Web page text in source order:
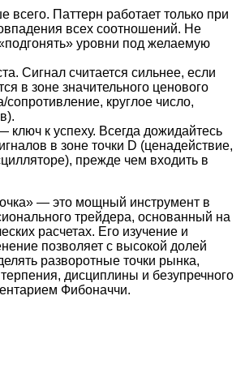
всего. Паттерн работает только при
всех соотношений. Не
уровни под желаемую
Сигнал считается сильнее, если
в зоне значительного ценового
круглое число,
ключ к успеху. Всегда дожидайтесь
в зоне точки D (ценадействие,
прежде чем входить в
— это мощный инструмент в
трейдера, основанный на
расчетах. Его изучение и
позволяет с высокой долей
разворотные точки рынка,
дисциплины и безупречного
Фибоначчи.